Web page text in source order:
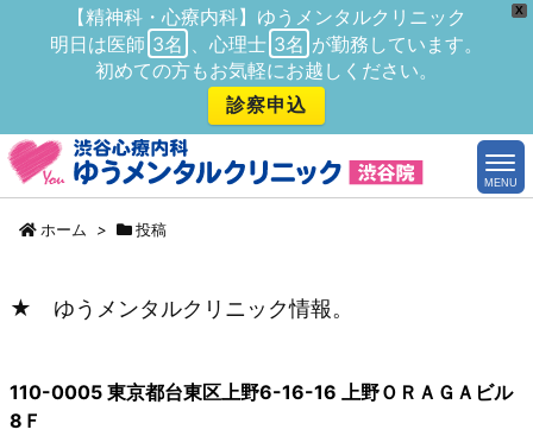
X
【精神科・心療内科】ゆうメンタルクリニック
明日は医師 3名 、心理士 3名 が勤務しています。
初めての方もお気軽にお越しください。
診察申込
MENU
ホーム > 投稿
★ ゆうメンタルクリニック情報。
110-0005 東京都台東区上野6-16-16 上野ＯＲＡＧＡビル
8Ｆ